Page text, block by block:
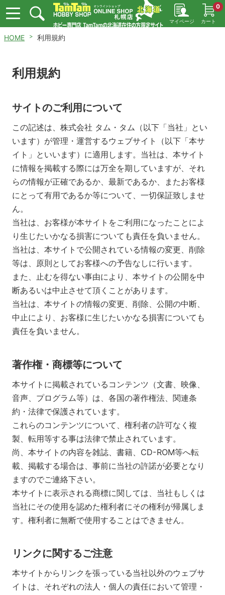
マイページ カート
0
HOME 利用規約
利用規約
サイトのご利用について
この記述は、株式会社 タム・タム（以下「当社」とい
います）が管理・運営するウェブサイト（以下「本サ
イト」といいます）に適用します。当社は、本サイト
に情報を掲載する際には万全を期していますが、それ
らの情報が正確であるか、最新であるか、またお客様
にとって有用であるか等について、一切保証致しませ
ん。
当社は、お客様が本サイトをご利用になったことによ
り生じたいかなる損害についても責任を負いません。
当社は、本サイトで公開されている情報の変更、削除
等は、原則としてお客様への予告なしに行います。
また、止むを得ない事由により、本サイトの公開を中
断あるいは中止させて頂くことがあります。
当社は、本サイトの情報の変更、削除、公開の中断、
中止により、お客様に生じたいかなる損害についても
責任を負いません。
著作権・商標等について
本サイトに掲載されているコンテンツ（文書、映像、
音声、プログラム等）は、各国の著作権法、関連条
約・法律で保護されています。
これらのコンテンツについて、権利者の許可なく複
製、転用等する事は法律で禁止されています。
尚、本サイトの内容を雑誌、書籍、CD-ROM等へ転
載、掲載する場合は、事前に当社の許諾が必要となり
ますのでご連絡下さい。
本サイトに表示される商標に関しては、当社もしくは
当社にその使用を認めた権利者にその権利が帰属しま
す。権利者に無断で使用することはできません。
リンクに関するご注意
本サイトからリンクを張っている当社以外のウェブサ
イトは、それぞれの法人・個人の責任において管理・